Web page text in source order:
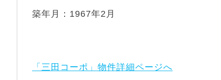
築年月：1967年2月
「三田コーポ」物件詳細ページへ